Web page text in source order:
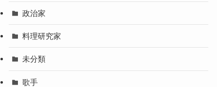
政治家
料理研究家
未分類
歌手